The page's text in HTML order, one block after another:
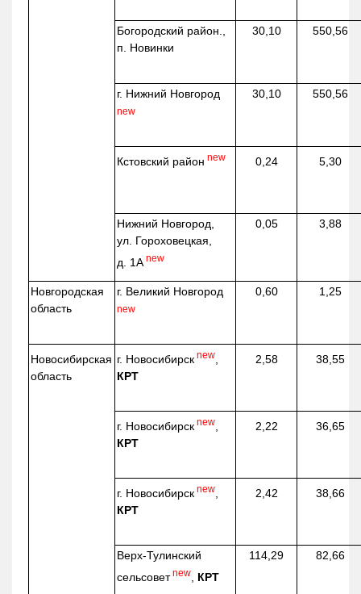
Богородский район.,
п. Новинки
30,10 550,56
г. Нижний Новгород
new
30,10 550,56
Кстовский район new 0,24 5,30
Нижний Новгород,
ул. Гороховецкая,
д. 1А new
0,05 3,88
Новгородская
область
г. Великий Новгород
new
0,60 1,25
Новосибирская
область
г. Новосибирск new
КРТ
2,58 38,55
г. Новосибирск new
КРТ
2,22 36,65
г. Новосибирск new
КРТ
2,42 38,66
Верх-Тулинский
сельсовет new КРТ
114,29 82,66